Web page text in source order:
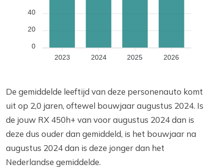
40
20
0
2023
2024 2025 2026
De gemiddelde leeftijd van deze personenauto komt
uit op 2,0 jaren, oftewel bouwjaar augustus 2024. Is
de jouw RX 450h+ van voor augustus 2024 dan is
deze dus ouder dan gemiddeld, is het bouwjaar na
augustus 2024 dan is deze jonger dan het
Nederlandse gemiddelde.